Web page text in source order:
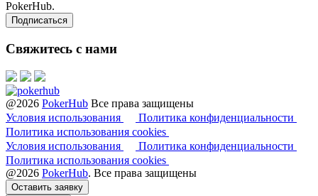
PokerHub.
Свяжитесь с нами
@2026 PokerHub Все права защищены
Условия использования
Политика конфиденциальности
Политика использования cookies
Условия использования
Политика конфиденциальности
Политика использования cookies
@2026 PokerHub. Все права защищены
Оставить заявку